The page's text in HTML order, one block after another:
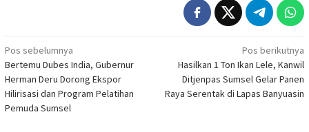
Navigasi
pos
Pos sebelumnya
Bertemu Dubes India, Gubernur
Herman Deru Dorong Ekspor
Hilirisasi dan Program Pelatihan
Pemuda Sumsel
Pos berikutnya
Hasilkan 1 Ton Ikan Lele, Kanwil
Ditjenpas Sumsel Gelar Panen
Raya Serentak di Lapas Banyuasin